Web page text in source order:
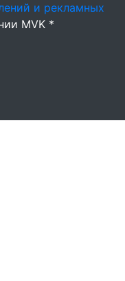
и рекламных
MVK *